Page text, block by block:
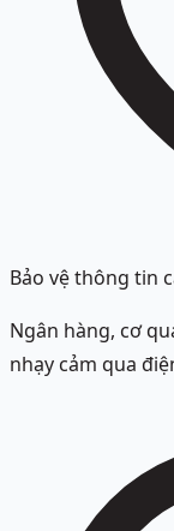
Bảo vệ thông tin
Ngân hàng, cơ
nhạy cảm qua